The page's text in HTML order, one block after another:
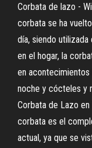
Corbata de lazo -
corbata se ha
día, siendo
en el hogar, la
en
noche y cócteles y
Corbata de Lazo
corbata es el
actual, ya que se